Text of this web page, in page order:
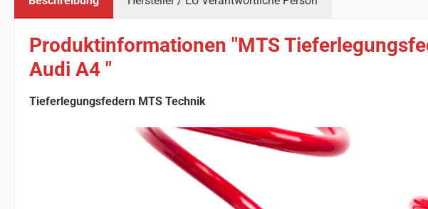
Produktinformationen "MTS
Audi A4 "
Tieferlegungsfedern MTS Technik